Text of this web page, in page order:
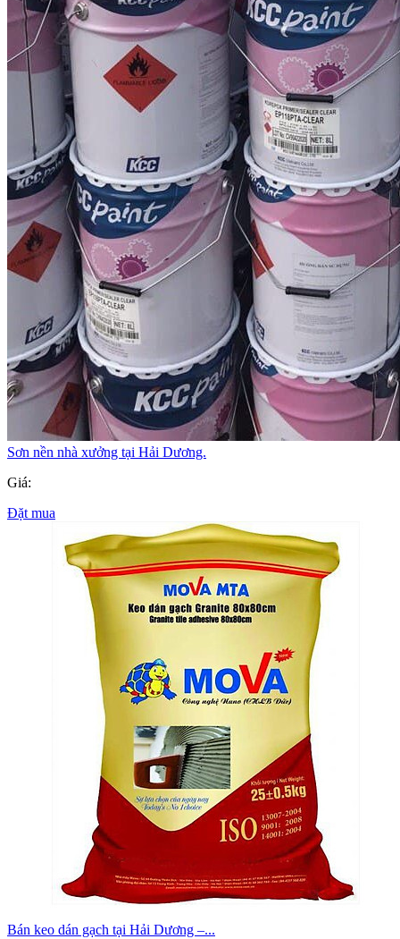
Sơn nền nhà xưởng tại Hải Dương.
Giá:
Đặt mua
Bán keo dán gạch tại Hải Dương –...